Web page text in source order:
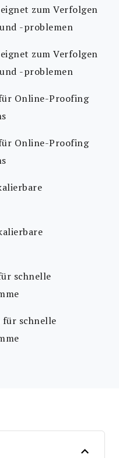
zum Verfolgen
-problemen
zum Verfolgen
-problemen
Online-Proofing
Online-Proofing
schnelle
für schnelle